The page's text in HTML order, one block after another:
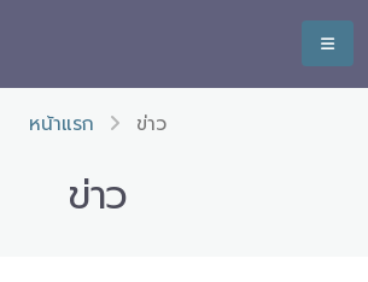
หน้าแรก ข่าว
ข่าว